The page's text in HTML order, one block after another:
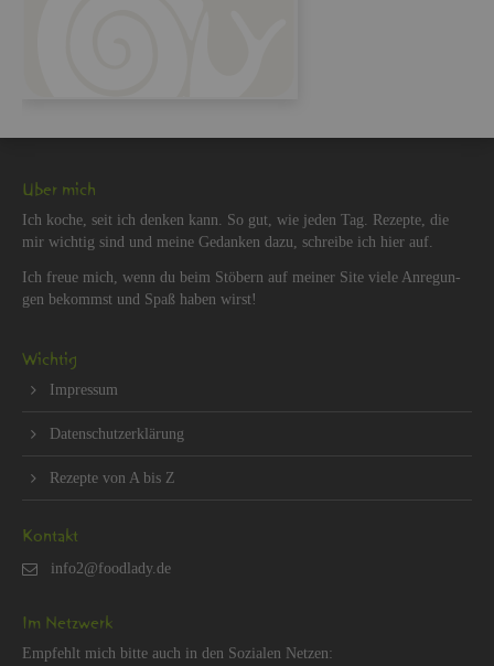
Über mich
Ich koche, seit ich den­ken kann. So gut, wie jeden Tag. Re­zep­te, die
mir wich­tig sind und meine Ge­dan­ken dazu, schrei­be ich hier auf.
Ich freue mich, wenn du beim Stö­bern auf mei­ner Site viele An­re­gun­
gen be­kommst und Spaß haben wirst!
Wich­tig
Im­pres­sum
Da­ten­schut­z­er­klä­rung
Re­zep­te von A bis Z
Kon­takt
Im Netz­werk
Emp­fehlt mich bitte auch in den So­zia­len Net­zen: